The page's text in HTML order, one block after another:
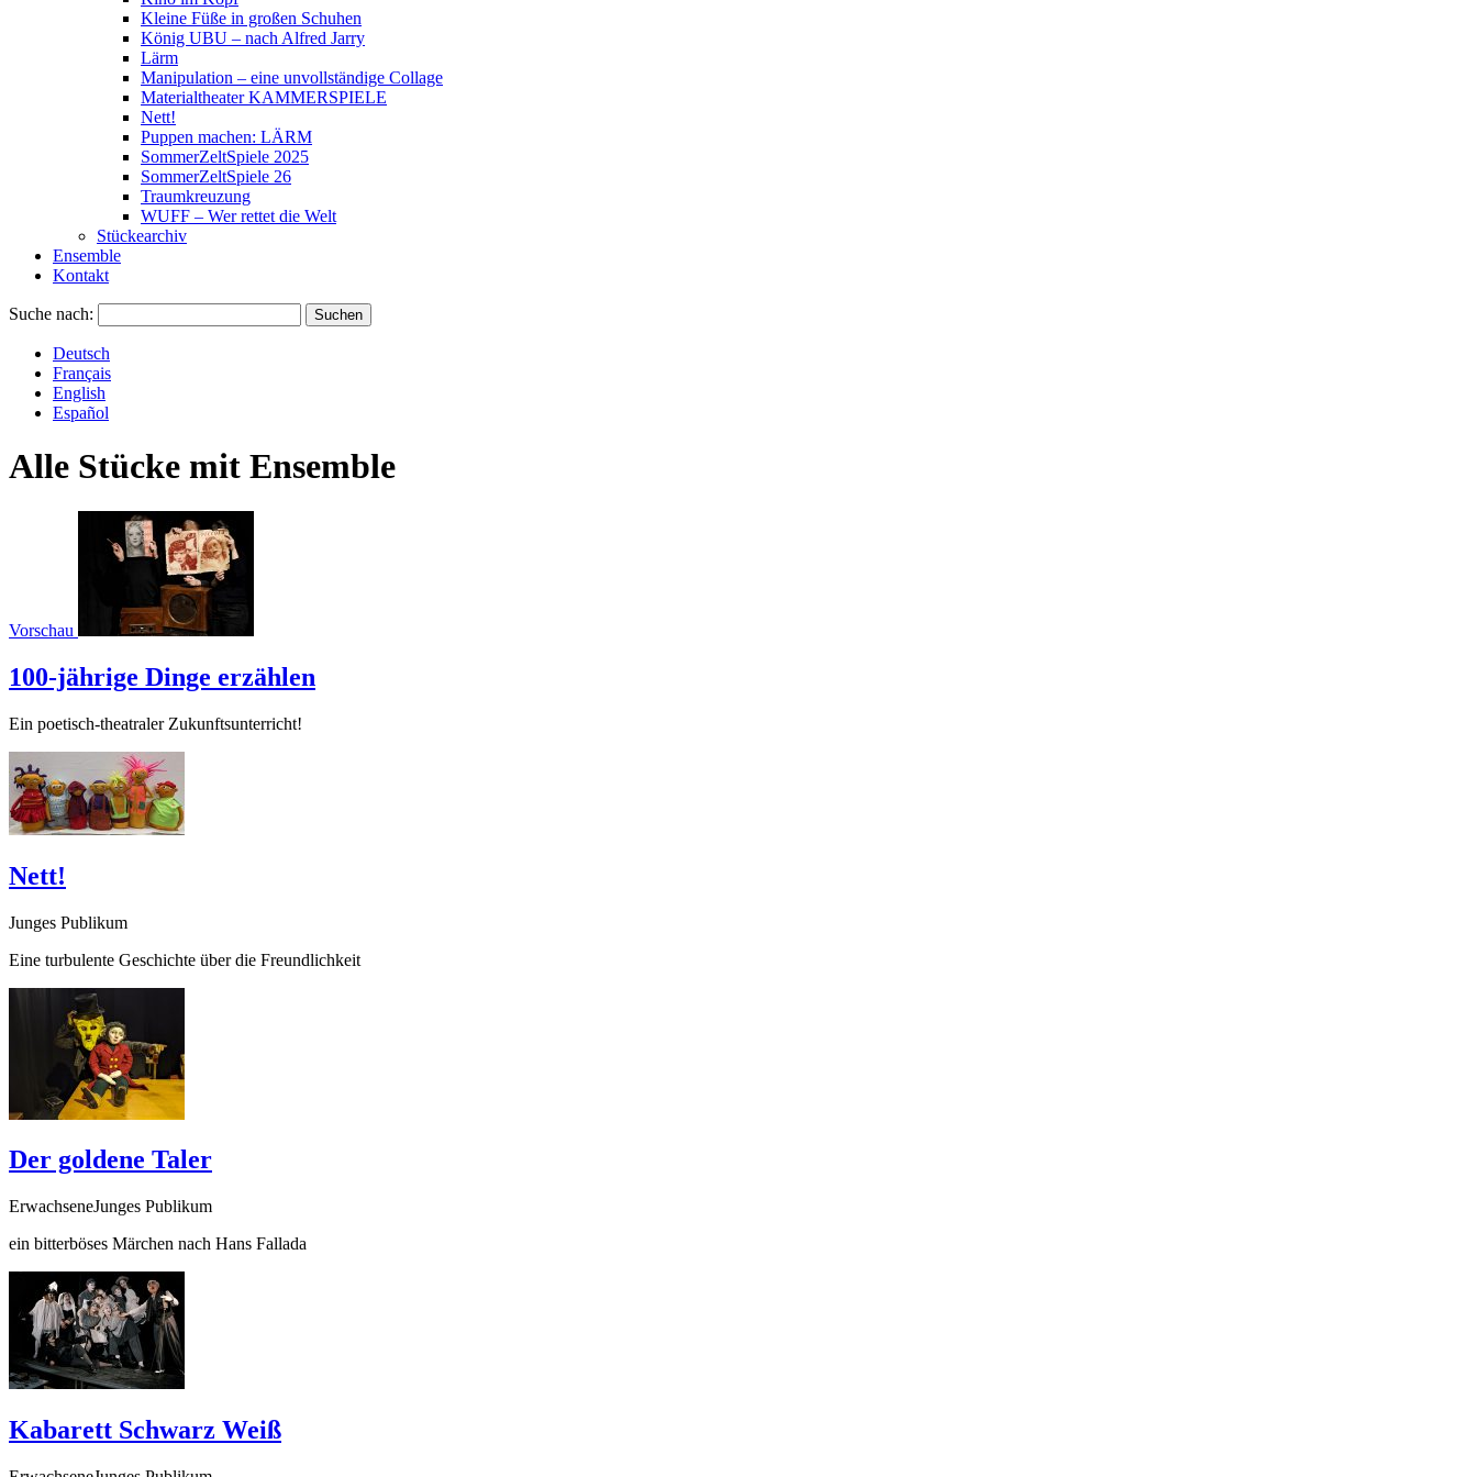
Kleine Füße in großen Schuhen
König UBU – nach Alfred Jarry
Lärm
Manipulation – eine unvollständige Collage
Materialtheater KAMMERSPIELE
Nett!
Puppen machen: LÄRM
SommerZeltSpiele 2025
SommerZeltSpiele 26
Traumkreuzung
WUFF – Wer rettet die Welt
Stückearchiv
Ensemble
Kontakt
Suche nach:
Deutsch
Français
English
Español
Alle Stücke mit Ensemble
Vorschau
100-jährige Dinge erzählen
Ein poetisch-theatraler Zukunftsunterricht!
Nett!
Junges Publikum
Eine turbulente Geschichte über die Freundlichkeit
Der goldene Taler
ErwachseneJunges Publikum
ein bitterböses Märchen nach Hans Fallada
Kabarett Schwarz Weiß